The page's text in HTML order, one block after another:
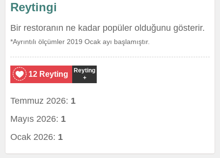
Reytingi
Bir restoranın ne kadar popüler olduğunu gösterir.
*Ayrıntılı ölçümler 2019 Ocak ayı başlamıştır.
12 Reyting
Reyting
+
Temmuz 2026: 1
Mayıs 2026: 1
Ocak 2026: 1